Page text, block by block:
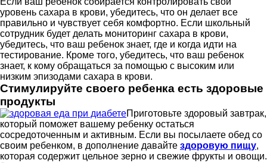
уровень сахара в крови, убедитесь, что он делает все
правильно и чувствует себя комфортно. Если школьный
сотрудник будет делать мониторинг сахара в крови,
убедитесь, что ваш ребенок знает, где и когда идти на
тестирование. Кроме того, убедитесь, что ваш ребенок
знает, к кому обращаться за помощью с высоким или
низким эпизодами сахара в крови.
Стимулируйте своего ребенка есть здоровые
продукты
Приготовьте здоровый завтрак,
который поможет вашему ребенку остаться
сосредоточенным и активным. Если вы посылаете обед со
своим ребенком, в дополнение давайте здоровую пищу,
которая содержит цельное зерно и свежие фрукты и овощи.